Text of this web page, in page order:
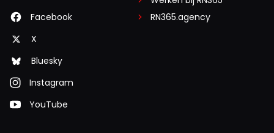
Facebook
X
Bluesky
Instagram
YouTube
RN365.agency